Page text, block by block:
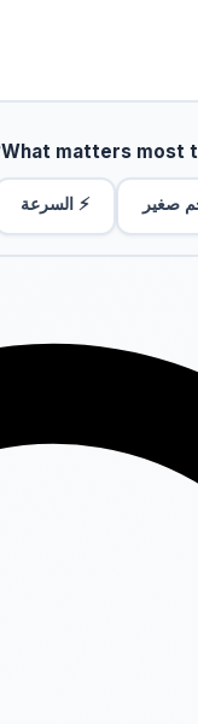
What matters most
صغير ⚡ السرعة